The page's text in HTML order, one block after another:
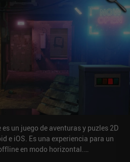
un juego de aventuras y puzles 2D
e iOS. Es una experiencia para un
en modo horizontal.